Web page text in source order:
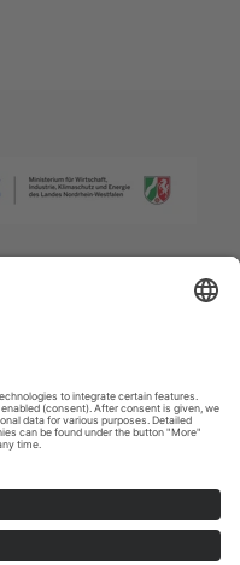
toegankelijkheid|Neem
op